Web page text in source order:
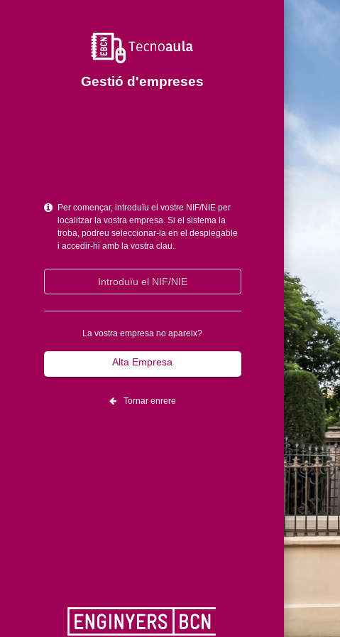
Gestió d'empreses
Per començar, introduïu el vostre NIF/NIE per
localitzar la vostra empresa. Si el sistema la
troba, podreu seleccionar-la en el desplegable
i accedir-hi amb la vostra clau.
La vostra empresa no apareix?
Alta Empresa
Tornar enrere